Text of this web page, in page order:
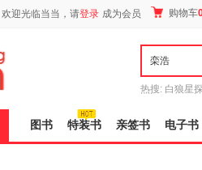
欢迎光临当当，请登录 成为会员 购物车
热搜: 白狼星
图书 特装书 亲签书 电子书